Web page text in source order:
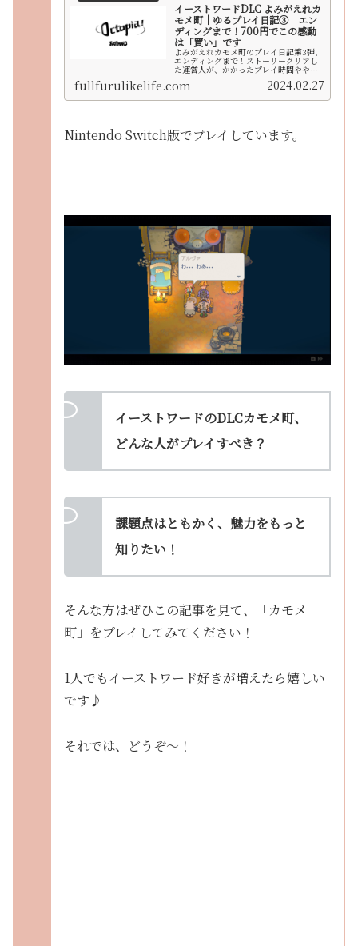
イーストワードDLC よみがえれカ
モメ町｜ゆるプレイ日記③ エン
ディングまで！700円でこの感動
は「買い」です
よみがえれカモメ町のプレイ日記第3弾、
エンディングまで！ストーリークリアし
た運営人が、かかったプレイ時間ややり
込み要素の達成率をご紹介！また、意味
深なイーストワードのストーリーの考察
fullfurulikelife.com 2024.02.27
Nintendo Switch版でプレイしています。
イーストワードのDLCカモメ町、
どんな人がプレイすべき？
課題点はともかく、魅力をもっと
知りたい！
そんな方はぜひこの記事を見て、「カモメ
町」をプレイしてみてください！
1人でもイーストワード好きが増えたら嬉しい
です♪
それでは、どうぞ〜！